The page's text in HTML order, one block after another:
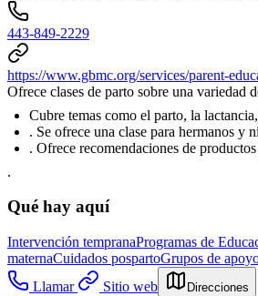
443-849-2229
https://www.gbmc.org/services/parent-
Ofrece clases de parto sobre una variedad
Cubre temas como el parto, la
. Se ofrece una clase para hermanos y
. Ofrece recomendaciones de
.
Qué hay aquí
Intervención tempranaProgramas de
maternaCuidados pospartoGrupos de
Llamar
Sitio web Direcciones